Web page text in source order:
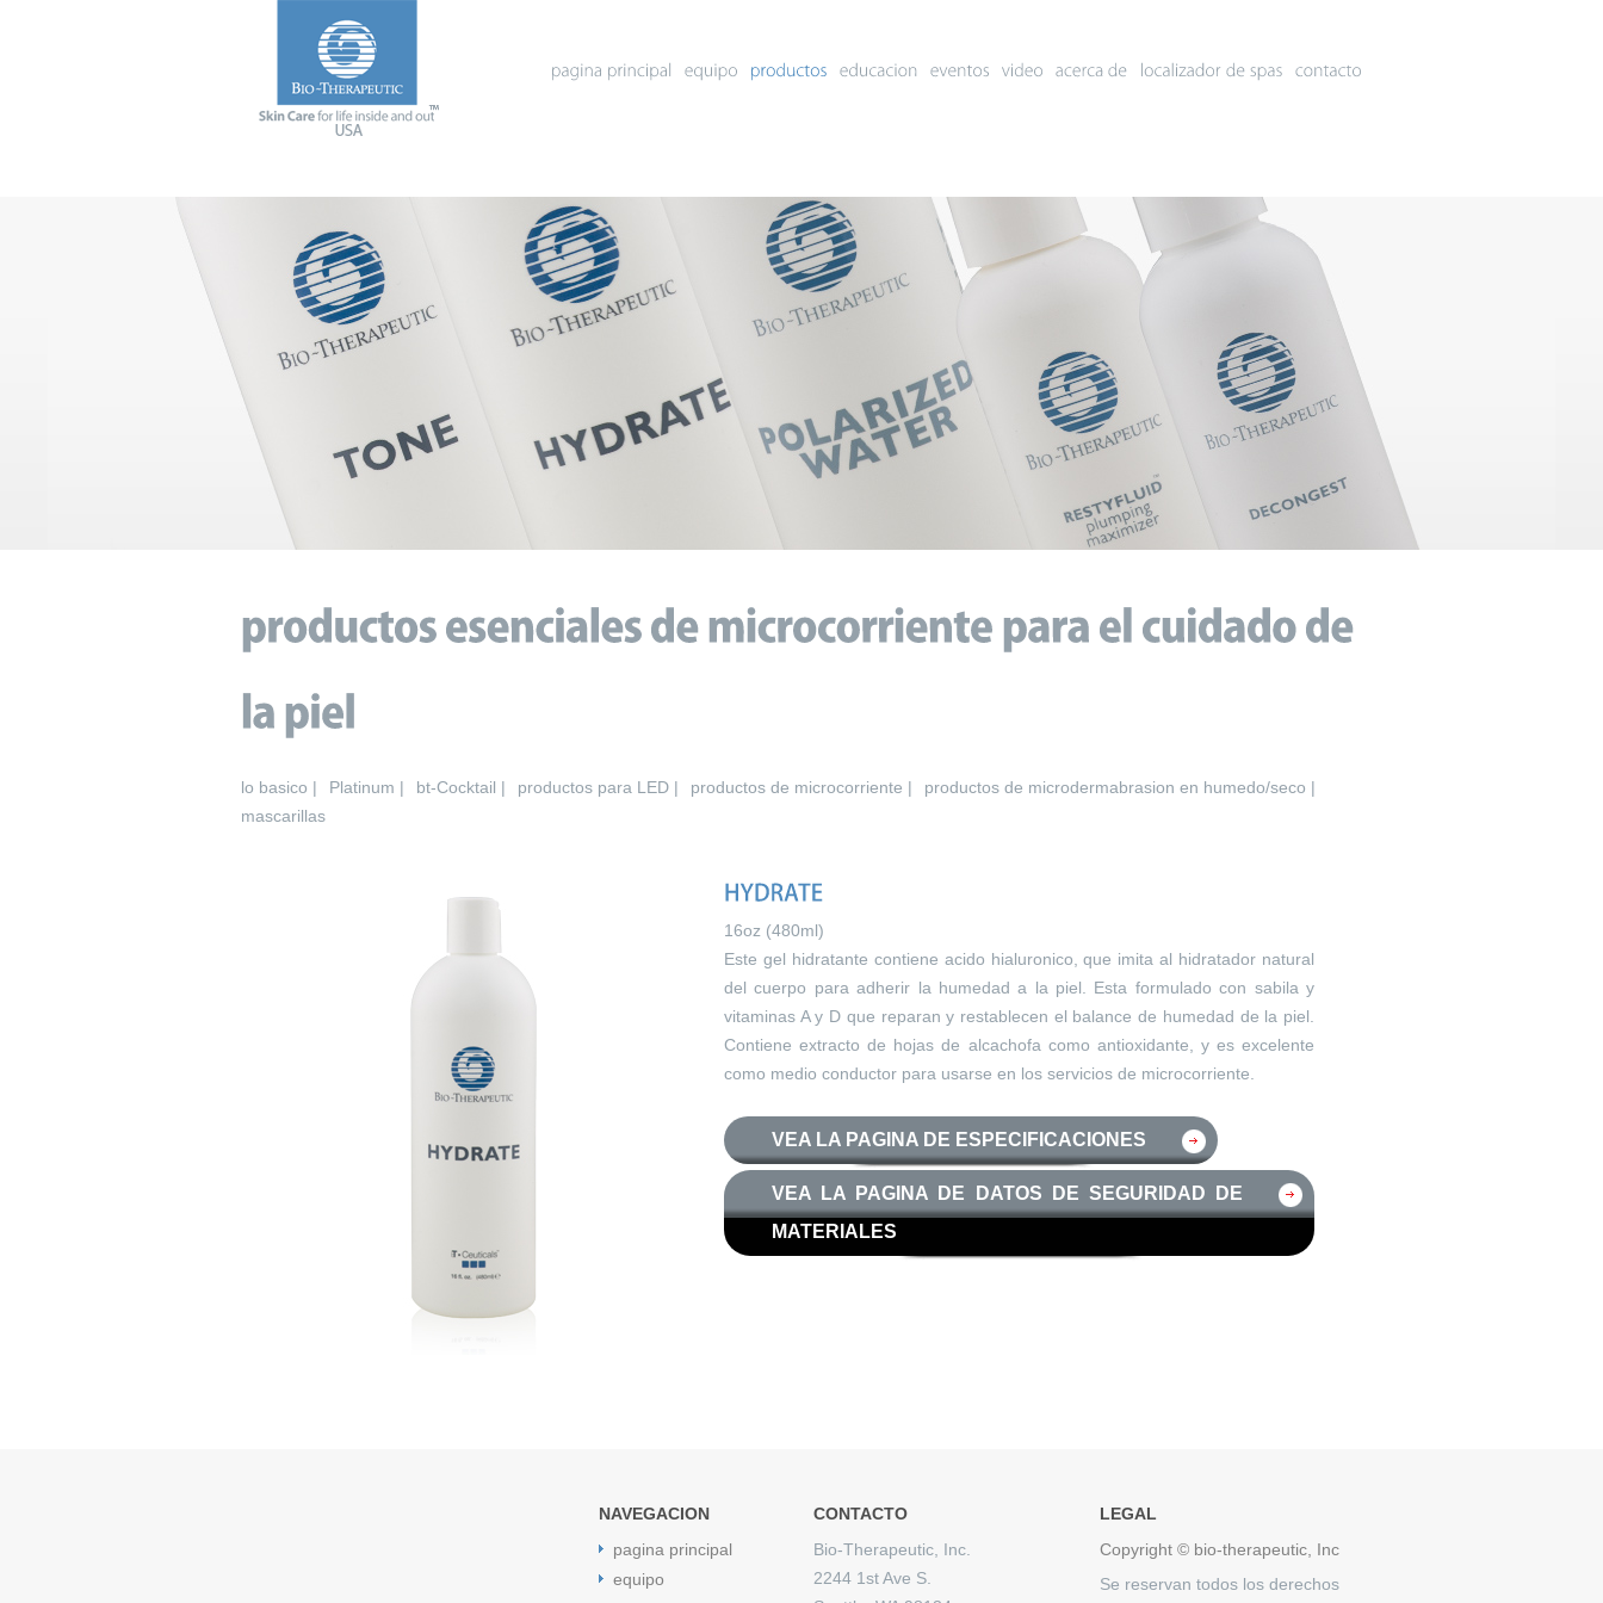
lo basico | Platinum | bt-Cocktail | productos para LED | productos de microcorriente |
productos de microdermabrasion en humedo/seco |
mascarillas
16oz (480ml)
Este gel hidratante contiene acido hialuronico, que imita al hidratador natural
del cuerpo para adherir la humedad a la piel. Esta formulado con sabila y
vitaminas A y D que reparan y restablecen el balance de humedad de la piel.
Contiene extracto de hojas de alcachofa como antioxidante, y es excelente
como medio conductor para usarse en los servicios de microcorriente.
VEA LA PAGINA DE ESPECIFICACIONES
VEA LA PAGINA DE DATOS DE SEGURIDAD DE
MATERIALES
NAVEGACION
pagina principal
equipo
CONTACTO
Bio-Therapeutic, Inc.
2244 1st Ave S.
LEGAL
Copyright © bio-therapeutic, Inc
Se reservan todos los derechos